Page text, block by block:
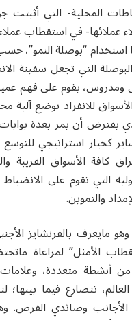
المحلية- التي أثبتت
عملائها- في استقطاب
استخدام “بوصلة النمو”،
التي تجعل سفينة
ومدروس، يقوم على فهم
للانفراد بوضع آلية
يفترض أن يمر بعدة
كخيار استراتيجي للتوسع
كافة الأسواق القريبة
التي تقوم على الانضباط
والتموين.
وهو مايعرف بالفرنشايز
الأمثل” لمراعاة
من أنشطة متعددة،
تتصارع فيما
وصائدي الفرص.